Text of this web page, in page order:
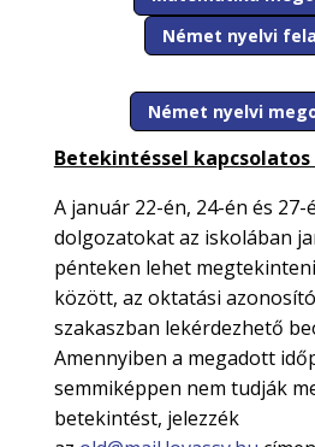
Német nyelvi
Német nyelvi
Betekintéssel
A január 22-én, 24-én és
dolgozatokat az iskolában
pénteken lehet megtekinteni
között, az oktatási
szakaszban lekérdezhető
Amennyiben a megadott
semmiképpen nem tudják
betekintést, jelezzék